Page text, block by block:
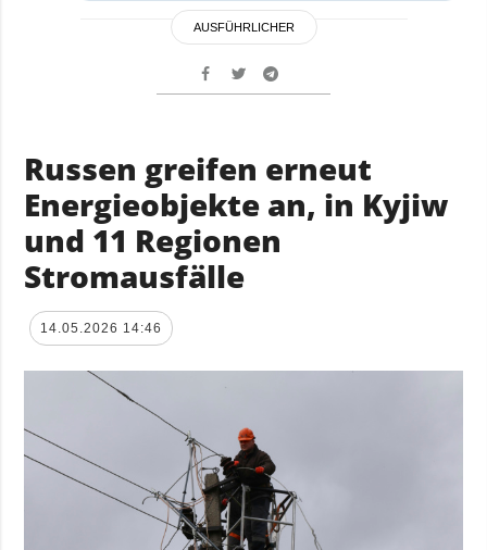
AUSFÜHRLICHER
Russen greifen erneut
Energieobjekte an, in Kyjiw
und 11 Regionen
Stromausfälle
14.05.2026 14:46